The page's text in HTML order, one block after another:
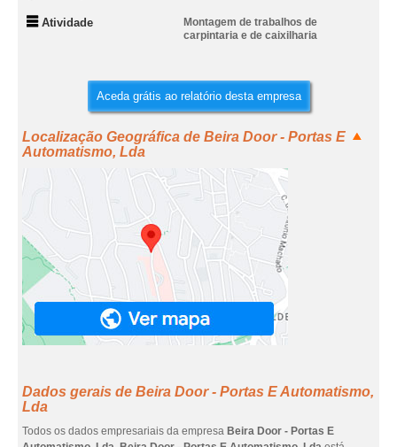
Atividade
Montagem de trabalhos de
carpintaria e de caixilharia
Aceda grátis ao relatório desta empresa
Localização Geográfica de Beira Door - Portas E
Automatismo, Lda
Dados gerais de Beira Door - Portas E Automatismo,
Lda
Todos os dados empresariais da empresa Beira Door - Portas E